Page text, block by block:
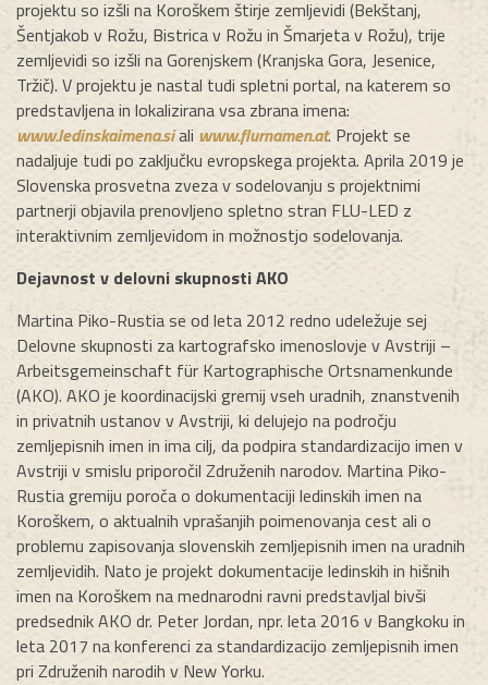
projektu so izšli na Koroškem štirje zemljevidi (Bekštanj,
Šentjakob v Rožu, Bistrica v Rožu in Šmarjeta v Rožu), trije
zemljevidi so izšli na Gorenjskem (Kranjska Gora, Jesenice,
Tržič). V projektu je nastal tudi spletni portal, na katerem so
predstavljena in lokalizirana vsa zbrana imena:
www.ledinskaimena.siali www.flurnamen.at. Projekt se
nadaljuje tudi po zaključku evropskega projekta. Aprila 2019 je
Slovenska prosvetna zveza v sodelovanju s projektnimi
partnerji objavila prenovljeno spletno stran FLU-LED z
interaktivnim zemljevidom in možnostjo sodelovanja.
Dejavnost v delovni skupnosti AKO
Martina Piko-Rustia se od leta 2012 redno udeležuje sej
Delovne skupnosti za kartografsko imenoslovje v Avstriji –
Arbeitsgemeinschaft für Kartographische Ortsnamenkunde
(AKO). AKO je koordinacijski gremij vseh uradnih, znanstvenih
in privatnih ustanov v Avstriji, ki delujejo na področju
zemljepisnih imen in ima cilj, da podpira standardizacijo imen v
Avstriji v smislu priporočil Združenih narodov. Martina Piko-
Rustia gremiju poroča o dokumentaciji ledinskih imen na
Koroškem, o aktualnih vprašanjih poimenovanja cest ali o
problemu zapisovanja slovenskih zemljepisnih imen na uradnih
zemljevidih. Nato je projekt dokumentacije ledinskih in hišnih
imen na Koroškem na mednarodni ravni predstavljal bivši
predsednik AKO dr. Peter Jordan, npr. leta 2016 v Bangkoku in
leta 2017 na konferenci za standardizacijo zemljepisnih imen
pri Združenih narodih v New Yorku.